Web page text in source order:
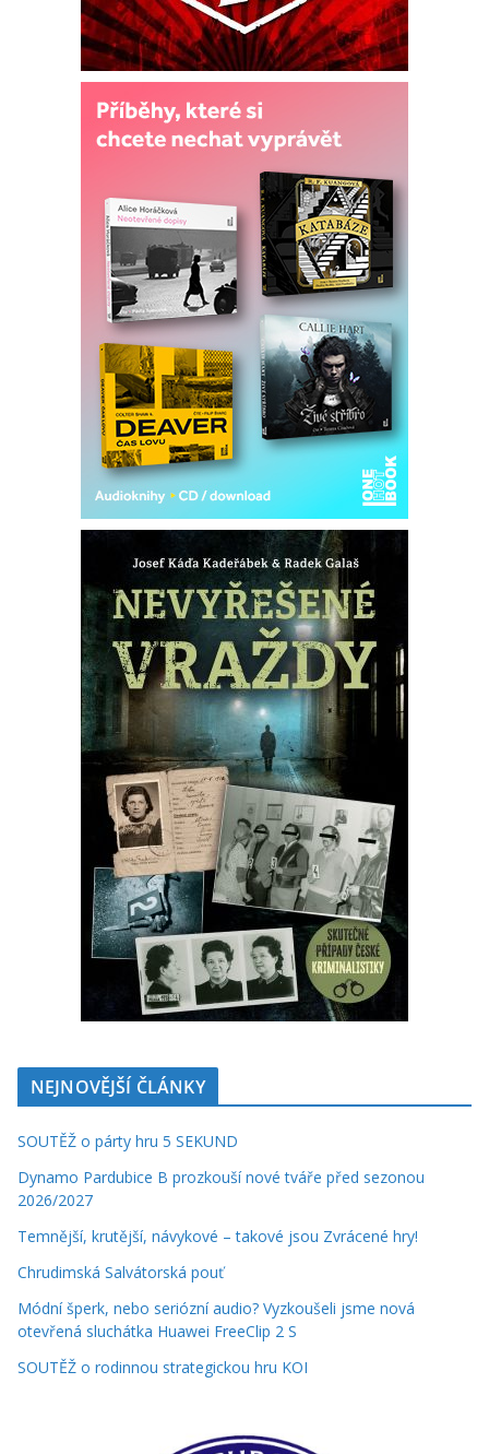
NEJNOVĚJŠÍ ČLÁNKY
SOUTĚŽ o párty hru 5 SEKUND
Dynamo Pardubice B prozkouší nové tváře před sezonou
2026/2027
Temnější, krutější, návykové – takové jsou Zvrácené hry!
Chrudimská Salvátorská pouť
Módní šperk, nebo seriózní audio? Vyzkoušeli jsme nová
otevřená sluchátka Huawei FreeClip 2 S
SOUTĚŽ o rodinnou strategickou hru KOI